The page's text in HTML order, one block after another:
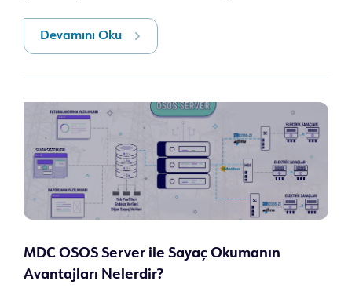
Devamını Oku
MDC OSOS Server ile Sayaç Okumanın
Avantajları Nelerdir?